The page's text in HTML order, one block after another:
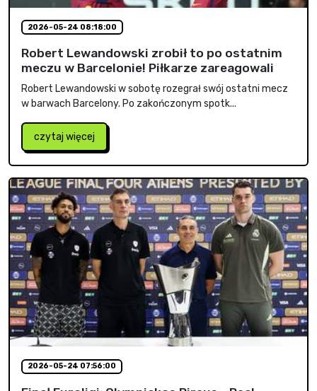
2026-05-24 08:18:00
Robert Lewandowski zrobił to po ostatnim
meczu w Barcelonie! Piłkarze zareagowali
Robert Lewandowski w sobotę rozegrał swój ostatni mecz
w barwach Barcelony. Po zakończonym spotk...
czytaj więcej
2026-05-24 07:56:00